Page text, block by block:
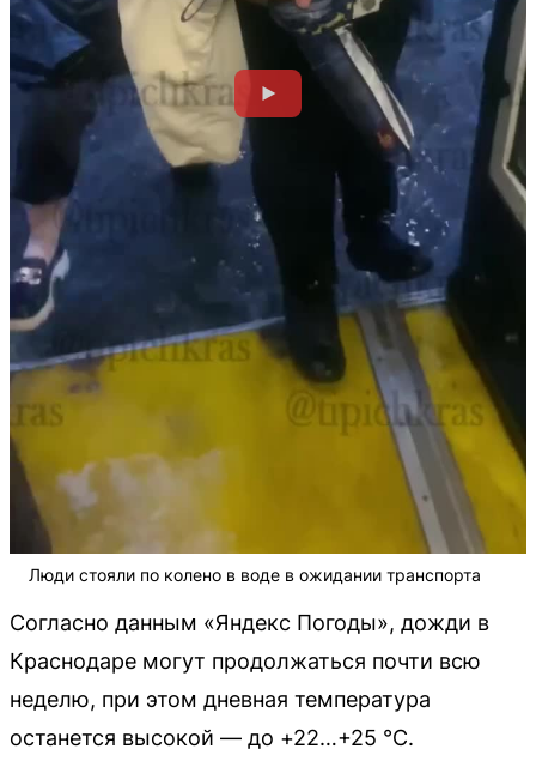
Люди стояли по колено в воде в ожидании транспорта
Согласно данным «Яндекс Погоды», дожди в
Краснодаре могут продолжаться почти всю
неделю, при этом дневная температура
останется высокой — до +22…+25 °C.